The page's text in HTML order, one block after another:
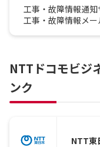
工事・故障情報通
工事・故障情報メー
NTTドコモビジ
ンク
NTT東